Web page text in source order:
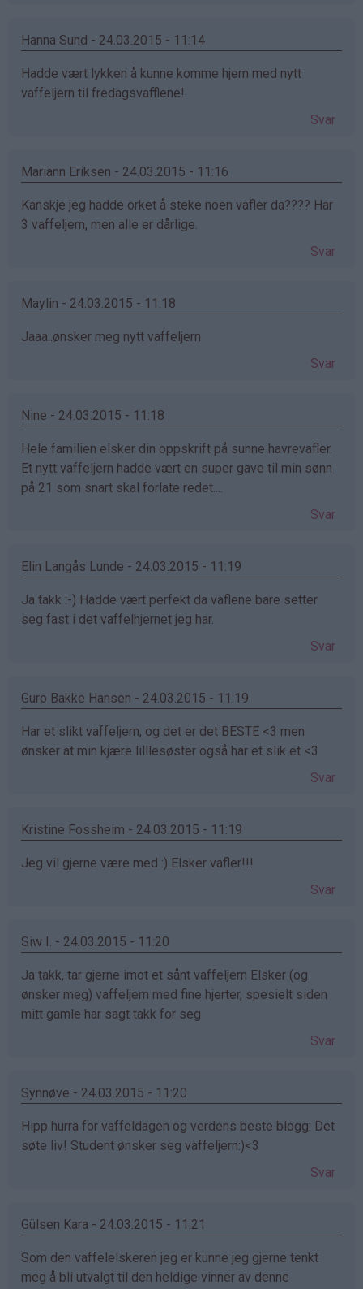
Hanna Sund - 24.03.2015 - 11:14
Hadde vært lykken å kunne komme hjem med nytt
vaffeljern til fredagsvafflene!
Svar
Mariann Eriksen - 24.03.2015 - 11:16
Kanskje jeg hadde orket å steke noen vafler da???? Har
3 vaffeljern, men alle er dårlige.
Svar
Maylin - 24.03.2015 - 11:18
Jaaa..ønsker meg nytt vaffeljern
Svar
Nine - 24.03.2015 - 11:18
Hele familien elsker din oppskrift på sunne havrevafler.
Et nytt vaffeljern hadde vært en super gave til min sønn
på 21 som snart skal forlate redet....
Svar
Elin Langås Lunde - 24.03.2015 - 11:19
Ja takk :-) Hadde vært perfekt da vaflene bare setter
seg fast i det vaffelhjernet jeg har.
Svar
Guro Bakke Hansen - 24.03.2015 - 11:19
Har et slikt vaffeljern, og det er det BESTE <3 men
ønsker at min kjære lilllesøster også har et slik et <3
Svar
Kristine Fossheim - 24.03.2015 - 11:19
Jeg vil gjerne være med :) Elsker vafler!!!
Svar
Siw I. - 24.03.2015 - 11:20
Ja takk, tar gjerne imot et sånt vaffeljern Elsker (og
ønsker meg) vaffeljern med fine hjerter, spesielt siden
mitt gamle har sagt takk for seg
Svar
Synnøve - 24.03.2015 - 11:20
Hipp hurra for vaffeldagen og verdens beste blogg: Det
søte liv! Student ønsker seg vaffeljern:)<3
Svar
Gülsen Kara - 24.03.2015 - 11:21
Som den vaffelelskeren jeg er kunne jeg gjerne tenkt
meg å bli utvalgt til den heldige vinner av denne